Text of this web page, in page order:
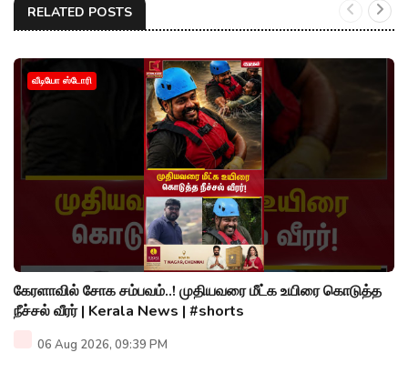
RELATED POSTS
வீடியோ ஸ்டோரி
கேரளாவில் சோக சம்பவம்..! முதியவரை மீட்க உயிரை கொடுத்த
நீச்சல் வீரர் | Kerala News | #shorts
06 Aug 2026, 09:39 PM